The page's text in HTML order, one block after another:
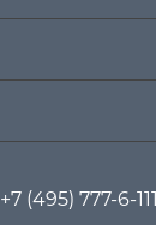
+7 (495) 777-6-111